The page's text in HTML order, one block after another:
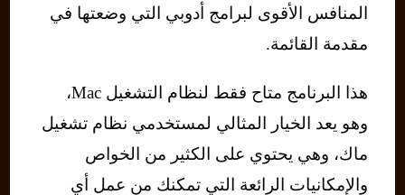
المنافس الأقوى لبرامج أدوبي التي وضعتها في
مقدمة القائمة.
هذا البرنامج متاح فقط لنظام التشغيل Mac،
وهو يعد الخيار المثالي لمستخدمي نظام تشغيل
ماك، وهي يحتوي على الكثير من الخواص
والإمكانيات الرائعة التي تمكنك من عمل أي